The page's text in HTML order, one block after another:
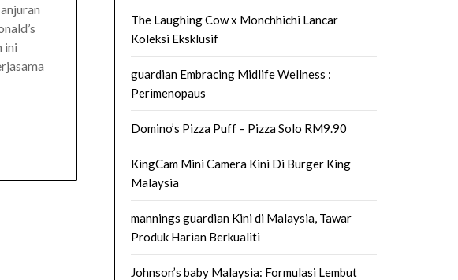
ini
The Laughing Cow x Monchhichi Lancar
Koleksi Eksklusif
guardian Embracing Midlife Wellness :
Perimenopaus
Domino’s Pizza Puff – Pizza Solo RM9.90
KingCam Mini Camera Kini Di Burger King
Malaysia
mannings guardian Kini di Malaysia, Tawar
Produk Harian Berkualiti
Johnson’s baby Malaysia: Formulasi Lembut